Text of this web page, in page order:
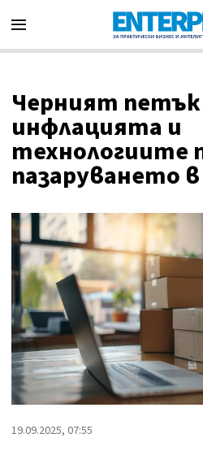
Черният
инфлацията и
технологиите
пазаруването
19.09.2025, 07:55